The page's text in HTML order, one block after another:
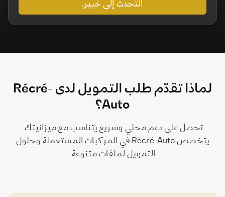
التحدث إلى خبير.
لماذا تقدّم طلب التمويل لدى Récré-
Auto؟
تحصل على دعم محلي وسريع يتناسب مع ميزانيتك.
يتخصص Récré-Auto في المركبات المستعملة وحلول
التمويل لملفات متنوعة.